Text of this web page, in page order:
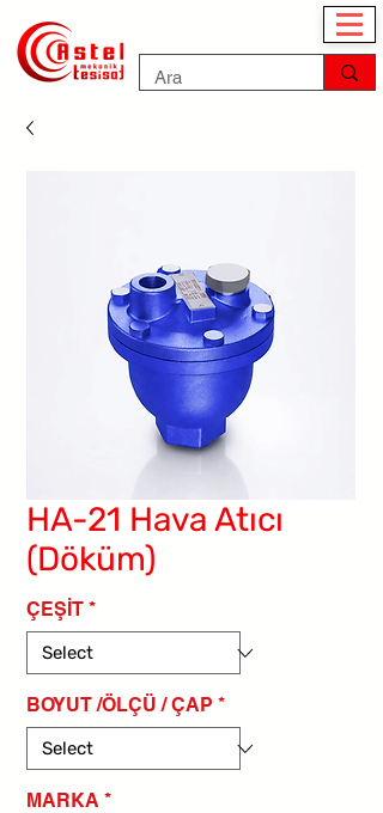
HA-21 Hava Atıcı
(Döküm)
ÇEŞİT *
BOYUT /ÖLÇÜ / ÇAP *
MARKA *